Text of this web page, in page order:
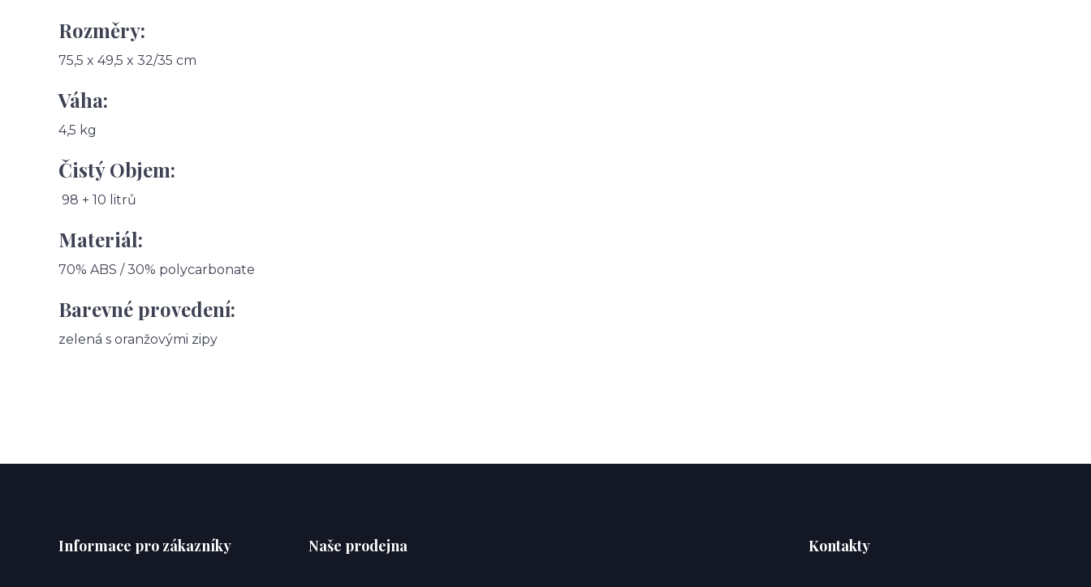
Rozměry:
75,5 x 49,5 x 32/35 cm
Váha:
4,5 kg
Čistý Objem:
98 + 10 litrů
Materiál:
70% ABS / 30% polycarbonate
Barevné provedení:
zelená s oranžovými zipy
Informace pro zákazníky Naše prodejna Kontakty